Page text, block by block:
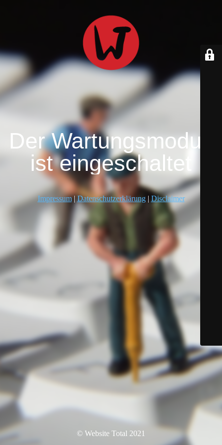
Der Wartungsmodus
ist eingeschaltet
Impressum|Datenschutzerklärung| Disclaimer
© Website Total 2021